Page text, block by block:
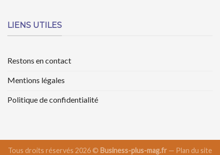
LIENS UTILES
Restons en contact
Mentions légales
Politique de confidentialité
Tous droits réservés 2026 © Business-plus-mag.fr — Plan du site